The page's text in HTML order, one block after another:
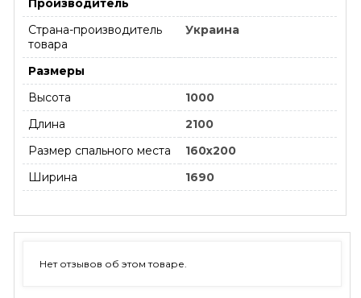
Производитель
Страна-производитель
товара
Украина
Размеры
Высота
1000
Длина
2100
Размер спального места
160х200
Ширина
1690
Нет отзывов об этом товаре.